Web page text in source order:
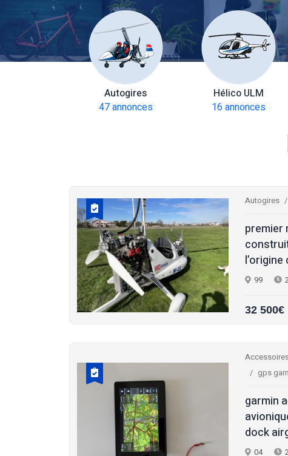
Autogires
47 annonces
Hélico ULM
16 annonces
Autogires
premier
l’origine
99
32 500€
gps
garmin
dock
04